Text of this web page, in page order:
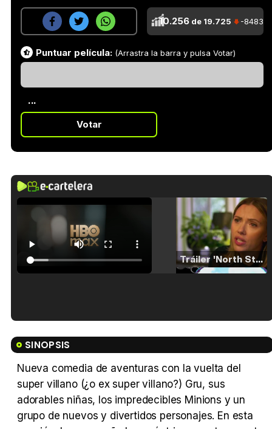
10.256 de 19.725 -8483
Puntuar película: (Arrastra la barra y pulsa Votar)
...
Votar
Tráiler 'North Star' (2023)
SINOPSIS
Nueva comedia de aventuras con la vuelta del
super villano (¿o ex super villano?) Gru, sus
adorables niñas, los impredecibles Minions y un
grupo de nuevos y divertidos personajes. En esta